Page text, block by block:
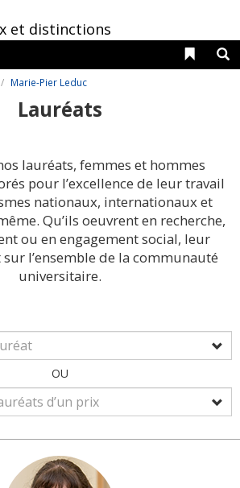
et distinctions
Liens
Marie-Pier Leduc
Lauréats
lauréats, femmes et hommes
pour l’excellence de leur travail
nationaux, internationaux et
Qu’ils oeuvrent en recherche,
ou en engagement social, leur
l’ensemble de la communauté
universitaire.
OU